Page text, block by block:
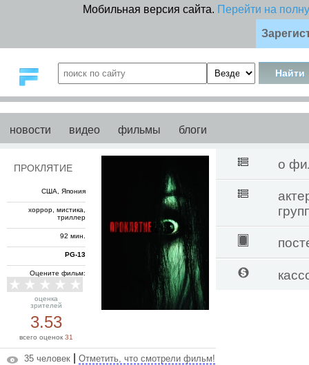
Мобильная версия сайта. Перейти на
новости видео фильмы блоги
ПРОКЛЯТИЕ
США, Япония
хоррор, мистика,
триллер
92 мин.
PG-13
Оцените фильм:
оценка
зрителей
3.53
всего оценок 31
35 человек Отметить, что смотрели фильм!
о